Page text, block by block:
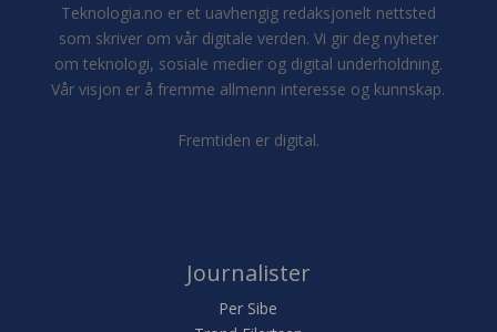
Teknologia.no er et uavhengig redaksjonelt nettsted
som skriver om vår digitale verden. Vi gir deg nyheter
om teknologi, sosiale medier og digital underholdning.
Vår visjon er å fremme allmenn interesse og kunnskap.
Fremtiden er digital.
Journalister
Per Sibe